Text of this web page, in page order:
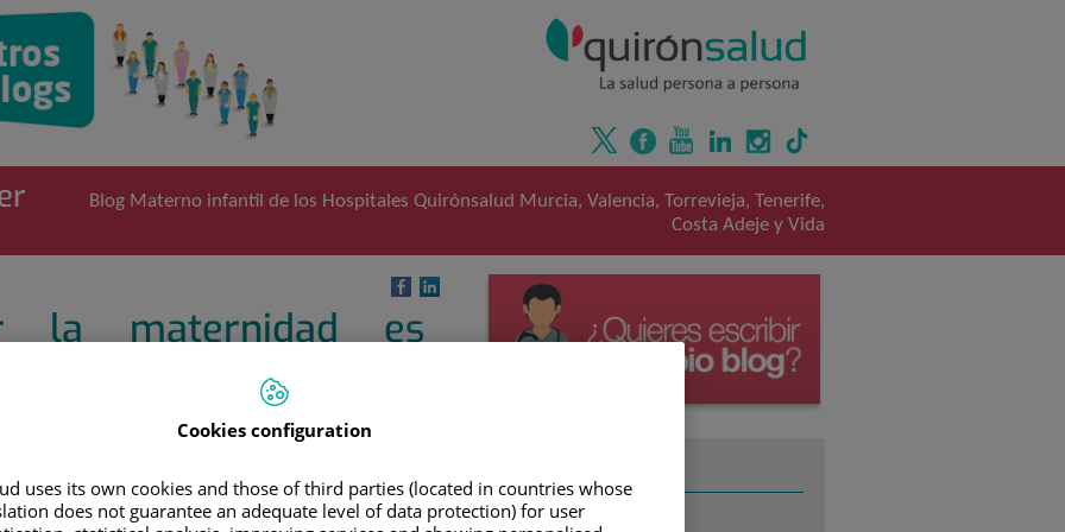
Blog Materno infantil de los Hospitales Quirónsalud Murcia, Valencia, Torrevieja, Tenerife,
Costa Adeje y Vida
la maternidad es
al método ROPA
pareja de mujeres puede compartir la maternidad.
mujeres madres del mismo hijo? En realidad se trata de
TEMAS
Cookies configuration
uses its own cookies and those of third parties (located in countries whose
does not guarantee an adequate level of data protection) for user